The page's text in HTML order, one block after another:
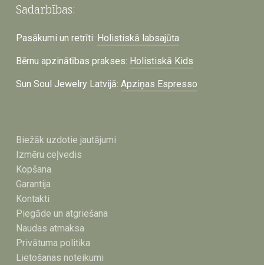
Sadarbības:
Pasākumi un retrīti: Holistiskā labsajūta
Bērnu apzinātības prakses: Holistiskā Kids
Sun Soul Jewelry Latvijā: Apziņas Espresso
Biežāk uzdotie jautājumi
Izmēru ceļvedis
Kopšana
Garantija
Kontakti
Piegāde un atgriešana
Naudas atmaksa
Privātuma politika
Lietošanas noteikumi